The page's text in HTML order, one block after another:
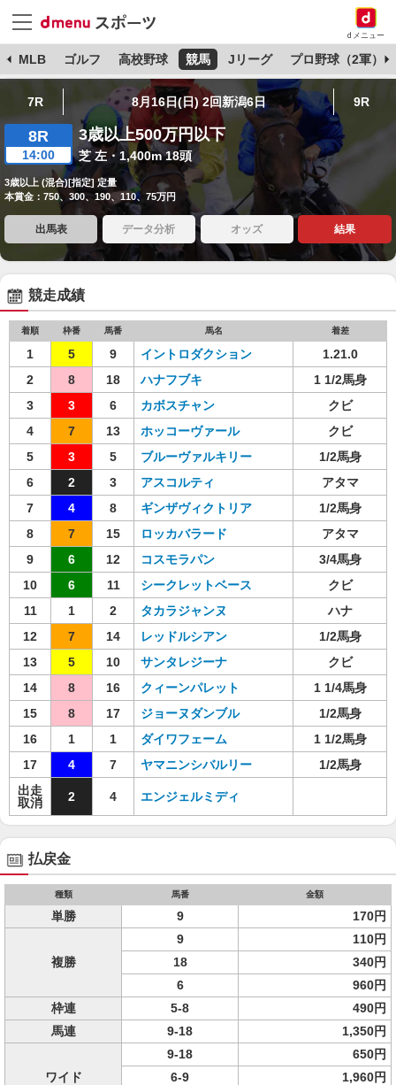
dメニュー
MLB ゴルフ 高校野球 競馬 Jリーグ プロ野球（2軍）
7R 8月16日(日) 2回新潟6日 9R
8R
14:00
3歳以上500万円以下
芝 左・1,400m 18頭
3歳以上 (混合)[指定] 定量
本賞金：750、300、190、110、75万円
出馬表 データ分析 オッズ 結果
競走成績
着順 枠番 馬番 馬名 着差
1 5 9 イントロダクション
1.21.0
2
8 18 ハナフブキ
1 1/2馬身
3
3 6 カボスチャン
クビ
4
7 13 ホッコーヴァール
クビ
5
3 5 ブルーヴァルキリー
1/2馬身
6
2 3 アスコルティ
アタマ
7
4 8 ギンザヴィクトリア
1/2馬身
8
7 15 ロッカバラード
アタマ
9
6 12 コスモラパン
3/4馬身
10
6 11 シークレットベース
クビ
11
1 2 タカラジャンヌ
ハナ
12
7 14 レッドルシアン
1/2馬身
13
5 10 サンタレジーナ
クビ
14
8 16 クィーンパレット
1 1/4馬身
15
8 17 ジョーヌダンブル
1/2馬身
16
1 1 ダイワフェーム
1 1/2馬身
17
4 7 ヤマニンシバルリー
1/2馬身
出走
取消
2 4 エンジェルミディ
払戻金
種類 馬番 金額
単勝 9 170円
複勝
9
110円
18
340円
6
960円
枠連
5-8
490円
馬連
9-18 1,350円
ワイド
9-18
650円
6-9
1,960円